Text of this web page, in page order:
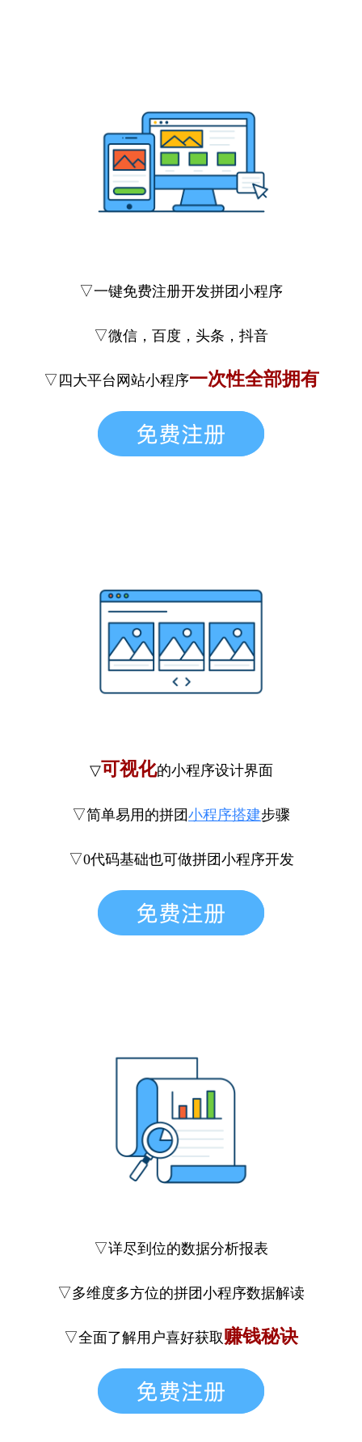
▽一键免费注册开发拼团小程序
▽微信，百度，头条，抖音
▽四大平台网站小程序一次性全部拥有
▽可视化的小程序设计界面
▽简单易用的拼团小程序搭建步骤
▽0代码基础也可做拼团小程序开发
▽详尽到位的数据分析报表
▽多维度多方位的拼团小程序数据解读
▽全面了解用户喜好获取赚钱秘诀